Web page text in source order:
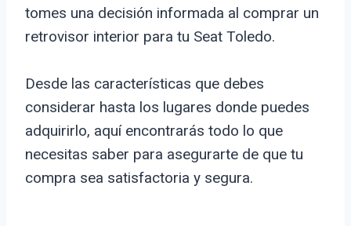
tomes una decisión informada al comprar un
retrovisor interior para tu Seat Toledo.
Desde las características que debes
considerar hasta los lugares donde puedes
adquirirlo, aquí encontrarás todo lo que
necesitas saber para asegurarte de que tu
compra sea satisfactoria y segura.